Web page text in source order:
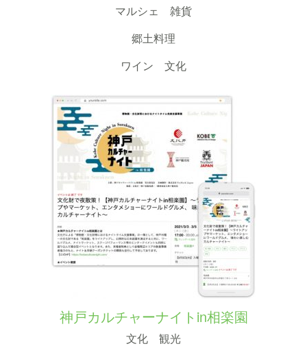
マルシェ 雑貨
郷土料理
ワイン 文化
神戸カルチャーナイトin相楽園
文化 観光